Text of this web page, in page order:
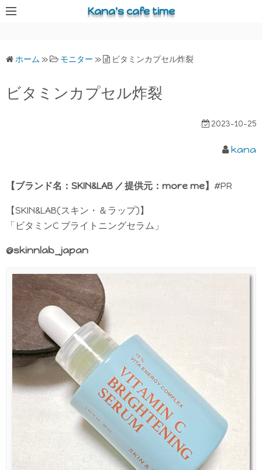
コ
Kana's cafe time
ホーム » モニター » ビタミンカプセル炸裂
ビタミンカプセル炸裂
2023-10-25
kana
【ブランド名：SKIN&LAB / 提供元：more me】 #PR
【SKIN&LAB(スキン・＆ラップ)】
「ビタミンC ブライトニングセラム」
@skinnlab_japan